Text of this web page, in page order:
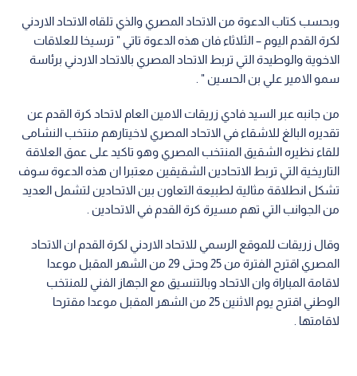
وبحسب كتاب الدعوة من الاتحاد المصري والذي تلقاه الاتحاد الاردني
لكرة القدم اليوم – الثلاثاء فان هذه الدعوة تاتي " ترسيخا للعلاقات
الاخوية والوطيدة التي تربط الاتحاد المصري بالاتحاد الاردني برئاسة
سمو الامير علي بن الحسين " .
من جانبه عبر السيد فادي زريقات الامين العام لاتحاد كرة القدم عن
تقديره البالغ للاشقاء في الاتحاد المصري لاخيتارهم منتخب النشامى
للقاء نظيره الشقيق المنتخب المصري وهو تاكيد على عمق العلاقة
التاريخية التي تربط الاتحادين الشقيقين معتبرا ان هذه الدعوة سوف
تشكل انطلاقة مثالية لطبيعة التعاون بين الاتحادين لتشمل العديد
من الجوانب التي تهم مسيرة كرة القدم في الاتحادين .
وقال زريقات للموقع الرسمي للاتحاد الاردني لكرة القدم ان الاتحاد
المصري اقترح الفترة من 25 وحتى 29 من الشهر المقبل موعدا
لاقامة المباراة وان الاتحاد وبالتنسيق مع الجهاز الفني للمنتخب
الوطني اقترح يوم الاثنين 25 من الشهر المقبل موعدا مقترحا
لاقامتها .